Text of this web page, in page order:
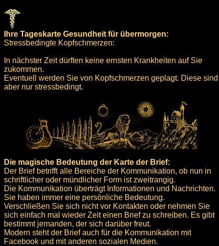
Ihre Tageskarte Gesundheit für übermorgen:
Stressbedingte Kopfschmerzen:
In nächster Zeit dürften keine ernsten Krankheiten auf Sie
zukommen.
Eventuell werden Sie von Kopfschmerzen geplagt. Diese sind
aber nur stressbedingt.
Die magische Bedeutung der Karte der Brief:
Der Brief betrifft alle Bereiche der Kommunikation, ob nun in
schriftlicher oder mündlicher Form ist zweitrangig.
Die Kommunikation überträgt Informationen und Nachrichten.
Sie haben immer eine persönliche Bedeutung.
Verschließen Sie sich nicht vor Kontakten oder nehmen Sie
sich einfach mal wieder Zeit einen Brief zu schreiben. Es gibt
bestimmt jemanden, der sich darüber freut.
Modern steht der Brief auch für die Kommunikation mit
Facebook und mit anderen sozialen Medien.